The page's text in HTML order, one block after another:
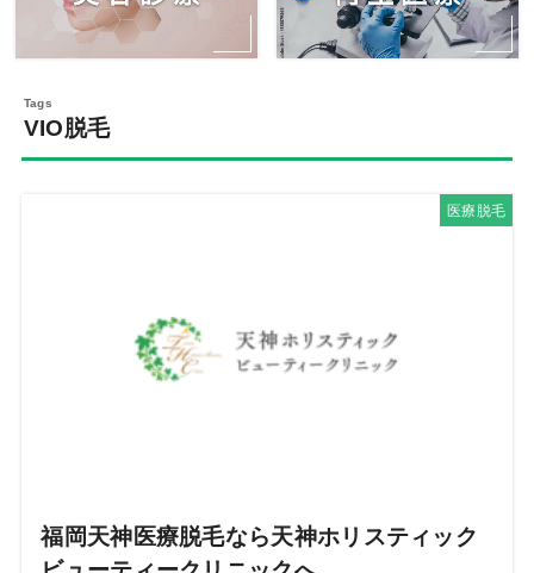
VIO脱毛
医療脱毛
福岡天神医療脱毛なら天神ホリスティック